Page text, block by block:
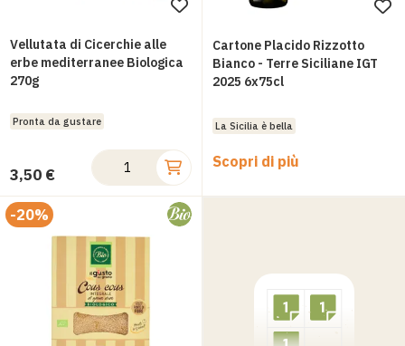
Aggiungi
lista
desideri
Vellutata di Cicerchie alle
erbe mediterranee Biologica
270g
Pronta da gustare
3,50 €
Cartone Placido Rizzotto
Bianco - Terre Siciliane IGT
2025 6x75cl
La Sicilia è bella
Scopri di più
-20%